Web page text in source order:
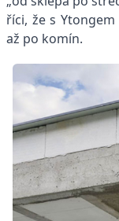
říci, že s
až po komín.